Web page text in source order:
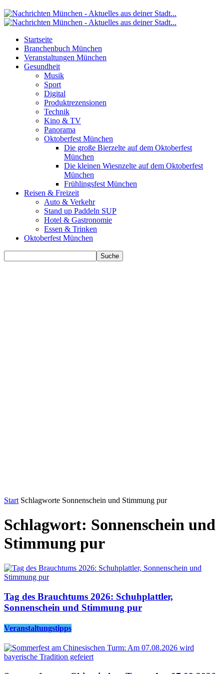
Startseite
Branchenbuch München
Veranstaltungen München
Gesundheit
Musik
Sport
Digital
Produktrezensionen
Technik
Kino & TV
Panorama
Oktoberfest München
Die große Bierzelte auf dem Oktoberfest
München
Die kleinen Wiesnzelte auf dem Oktoberfest
München
Frühlingsfest München
Reisen & Freizeit
Auto & Verkehr
Stand up Paddeln SUP
Hotel & Gastronomie
Essen & Trinken
Oktoberfest München
Start Schlagworte Sonnenschein und Stimmung pur
Schlagwort: Sonnenschein und
Stimmung pur
Tag des Brauchtums 2026: Schuhplattler,
Sonnenschein und Stimmung pur
Veranstaltungstipps